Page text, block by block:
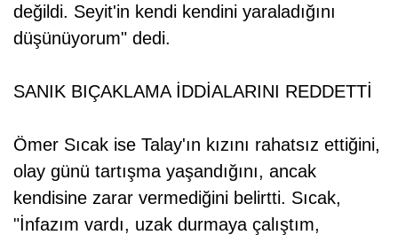
değildi. Seyit'in kendi kendini yaraladığını
düşünüyorum" dedi.
SANIK BIÇAKLAMA İDDİALARINI REDDETTİ
Ömer Sıcak ise Talay'ın kızını rahatsız ettiğini,
olay günü tartışma yaşandığını, ancak
kendisine zarar vermediğini belirtti. Sıcak,
"İnfazım vardı, uzak durmaya çalıştım,